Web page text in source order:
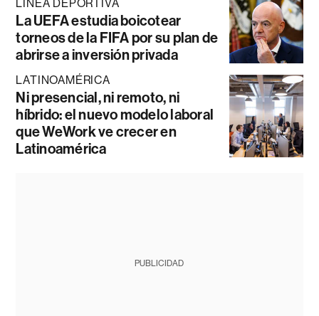
LÍNEA DEPORTIVA
La UEFA estudia boicotear
torneos de la FIFA por su plan de
abrirse a inversión privada
LATINOAMÉRICA
Ni presencial, ni remoto, ni
híbrido: el nuevo modelo laboral
que WeWork ve crecer en
Latinoamérica
PUBLICIDAD